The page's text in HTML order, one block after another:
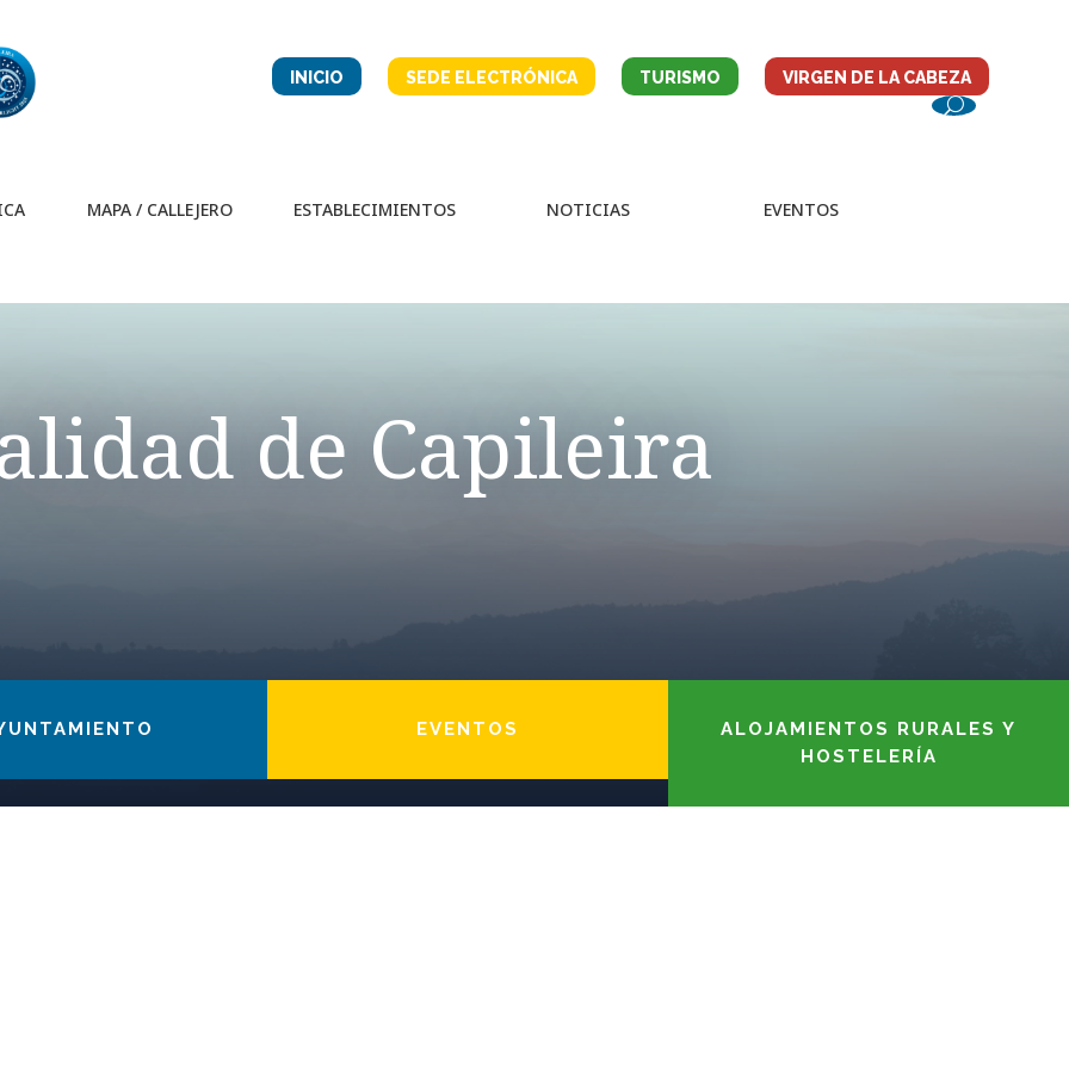
INICIO SEDE ELECTRÓNICA TURISMO VIRGEN DE LA CABEZA
MAPA / CALLEJERO ESTABLECIMIENTOS NOTICIAS EVENTOS
de Capileira
EVENTOS
ALOJAMIENTOS RURALES Y
HOSTELERÍA